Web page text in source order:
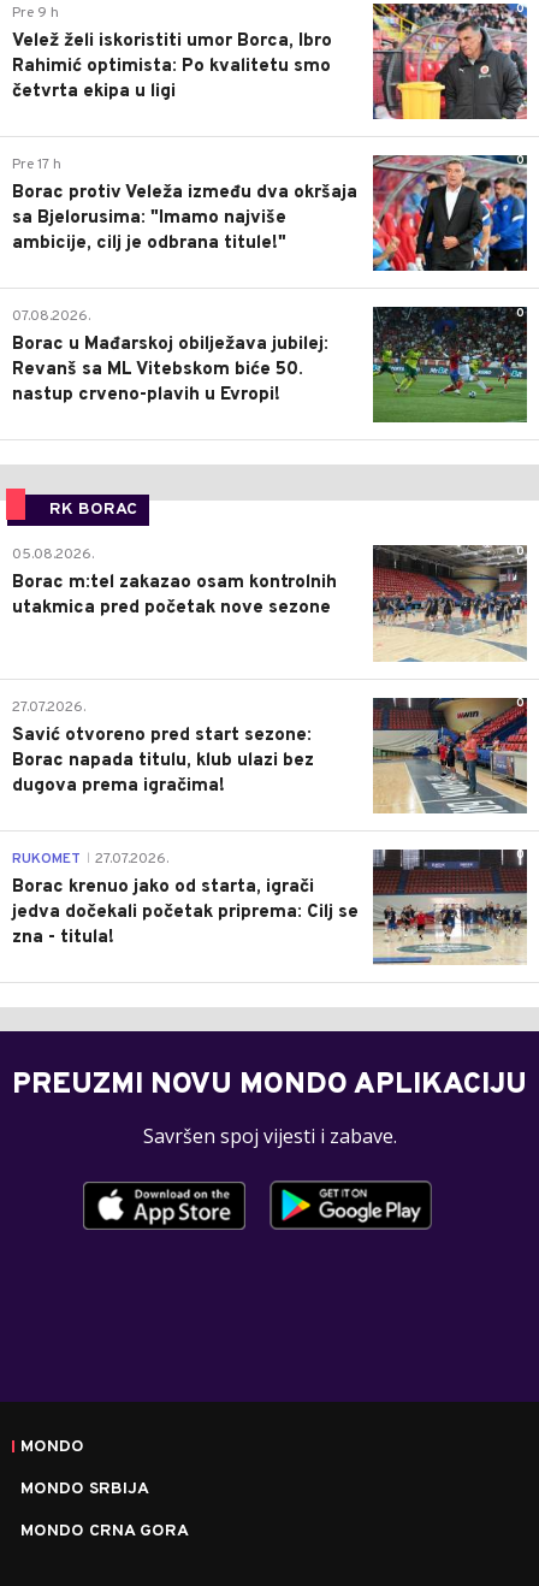
0
Pre 9 h
Velež želi iskoristiti umor Borca, Ibro
Rahimić optimista: Po kvalitetu smo
četvrta ekipa u ligi
0
Pre 17 h
Borac protiv Veleža između dva okršaja
sa Bjelorusima: "Imamo najviše
ambicije, cilj je odbrana titule!"
0
07.08.2026.
Borac u Mađarskoj obilježava jubilej:
Revanš sa ML Vitebskom biće 50.
nastup crveno-plavih u Evropi!
RK BORAC
0
05.08.2026.
Borac m:tel zakazao osam kontrolnih
utakmica pred početak nove sezone
0
27.07.2026.
Savić otvoreno pred start sezone:
Borac napada titulu, klub ulazi bez
dugova prema igračima!
0
RUKOMET 27.07.2026.
Borac krenuo jako od starta, igrači
jedva dočekali početak priprema: Cilj se
zna - titula!
PREUZMI NOVU MONDO APLIKACIJU
Savršen spoj vijesti i zabave.
MONDO
MONDO SRBIJA
MONDO CRNA GORA